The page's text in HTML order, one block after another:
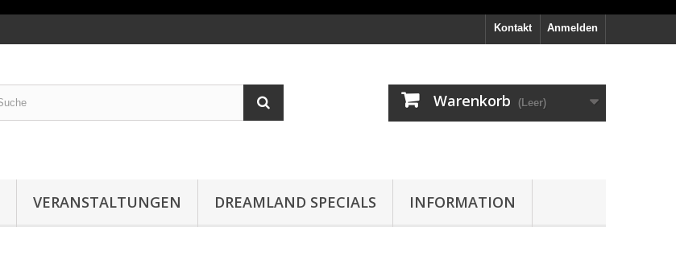
Anmelden
Kontakt
Warenkorb (Leer)
VERANSTALTUNGEN DREAMLAND SPECIALS INFORMATION